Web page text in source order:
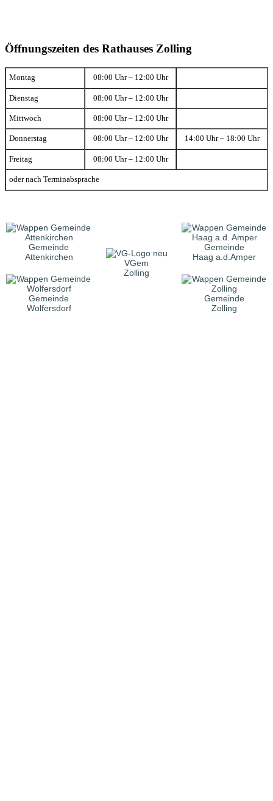
Öffnungszeiten des Rathauses Zolling
Montag 08:00 Uhr – 12:00 Uhr
Dienstag 08:00 Uhr – 12:00 Uhr
Mittwoch 08:00 Uhr – 12:00 Uhr
Donnerstag 08:00 Uhr – 12:00 Uhr 14:00 Uhr – 18:00 Uhr
Freitag 08:00 Uhr – 12:00 Uhr
oder nach Terminabsprache
Gemeinde
Attenkirchen
VGem
Zolling
Gemeinde
Haag a.d.Amper
Gemeinde
Wolfersdorf
Gemeinde
Zolling